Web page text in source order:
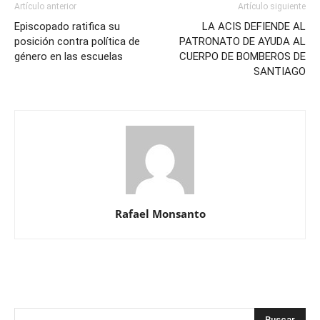
Artículo anterior
Episcopado ratifica su
posición contra política de
género en las escuelas
Artículo siguiente
LA ACIS DEFIENDE AL
PATRONATO DE AYUDA AL
CUERPO DE BOMBEROS DE
SANTIAGO
Rafael Monsanto